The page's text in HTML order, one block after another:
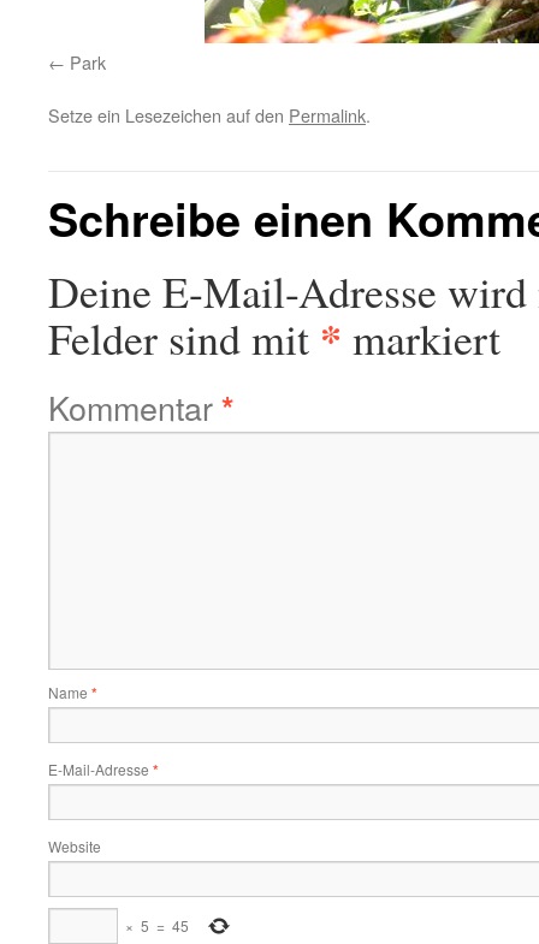
Park
Setze ein Lesezeichen auf den Permalink.
Schreibe einen
Deine E-Mail-Adresse
Felder sind mit * markiert
Kommentar*
Name *
E-Mail-Adresse *
Website
× 5 = 45